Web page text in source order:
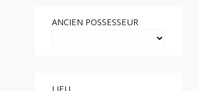
ANCIEN POSSESSEUR